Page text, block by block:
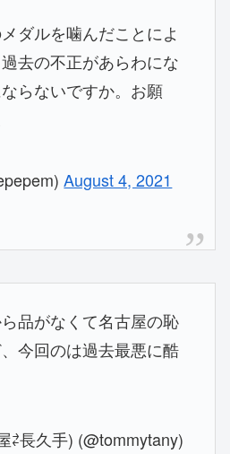
ダルを噛んだことによ
去の不正があらわにな
らないですか。お願
August 4, 2021
品がなくて名古屋の恥
今回のは過去最悪に酷
長久手) (@tommytany)